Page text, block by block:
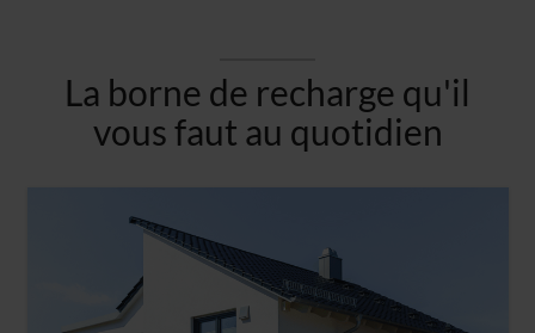
La borne de recharge qu'il
vous faut au quotidien